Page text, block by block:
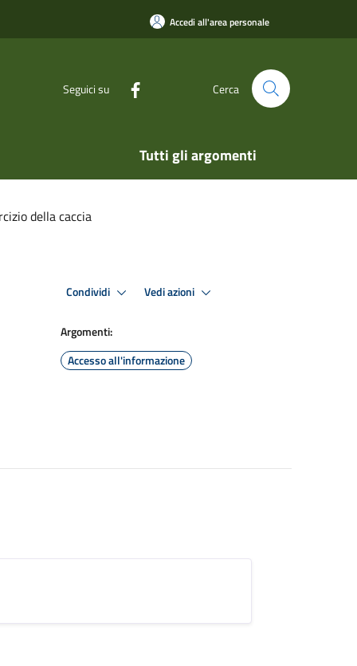
Accedi all'area personale
Seguici su Cerca
Tutti gli argomenti
della caccia
Condividi Vedi azioni
Argomenti:
Accesso all'informazione